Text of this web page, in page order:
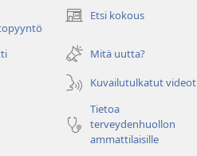
Etsi kokous
(avaa
ikkunan)Mitä uutta?
Kuvailutulkatut videot
Tietoa
terveydenhuollon
ammattilaisille